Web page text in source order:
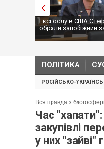
Експослу в США
обрали запобіжний
ПОЛІТИКА
РОСІЙСЬКО-
Вся правда з
Час
закупівлі
у них "зайві"